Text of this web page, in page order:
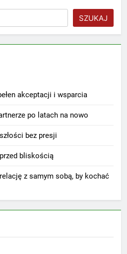
SZUKAJ
akceptacji i wsparcia
po latach na nowo
bez presji
bliskością
z samym sobą, by kochać